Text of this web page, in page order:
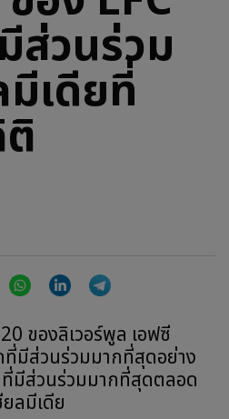
ส่วนร่วม
มีเดียที่
WhatsAppLinkedIn
ที่มีส่วนร่วมมากที่สุดอย่าง
ที่มีส่วนร่วมมากที่สุดตลอด
ลมีเดีย